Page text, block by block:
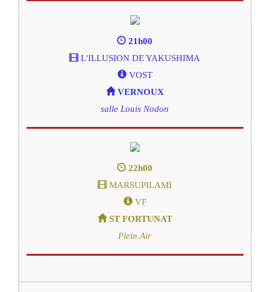
21h00
L'ILLUSION DE YAKUSHIMA
VOST
VERNOUX
salle Louis Nodon
22h00
MARSUPILAMI
VF
ST FORTUNAT
Plein Air